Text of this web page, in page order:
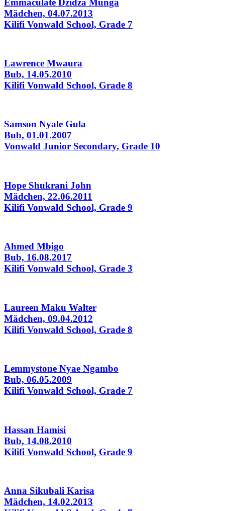
Mädchen, 04.07.2013
Kilifi Vonwald School, Grade 7
Lawrence Mwaura
Bub, 14.05.2010
Kilifi Vonwald School, Grade 8
Samson Nyale Gula
Bub, 01.01.2007
Vonwald Junior Secondary, Grade 10
Hope Shukrani John
Mädchen, 22.06.2011
Kilifi Vonwald School, Grade 9
Ahmed Mbigo
Bub, 16.08.2017
Kilifi Vonwald School, Grade 3
Laureen Maku Walter
Mädchen, 09.04.2012
Kilifi Vonwald School, Grade 8
Lemmystone Nyae Ngambo
Bub, 06.05.2009
Kilifi Vonwald School, Grade 7
Hassan Hamisi
Bub, 14.08.2010
Kilifi Vonwald School, Grade 9
Anna Sikubali Karisa
Mädchen, 14.02.2013